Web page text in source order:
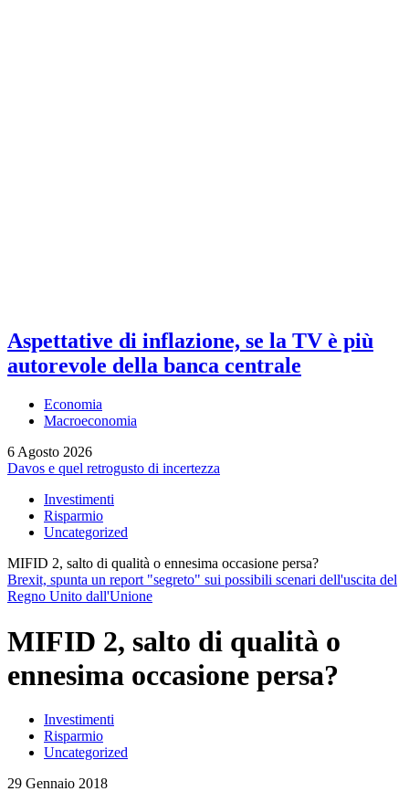
Aspettative di inflazione, se la TV è più
autorevole della banca centrale
Economia
Macroeconomia
6 Agosto 2026
Davos e quel retrogusto di incertezza
Investimenti
Risparmio
Uncategorized
MIFID 2, salto di qualità o ennesima occasione persa?
Brexit, spunta un report "segreto" sui possibili scenari dell'uscita del
Regno Unito dall'Unione
MIFID 2, salto di qualità o
ennesima occasione persa?
Investimenti
Risparmio
Uncategorized
29 Gennaio 2018